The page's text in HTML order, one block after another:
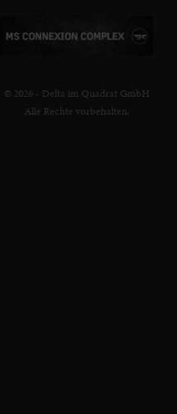
© 2026 - Delta im Quadrat GmbH
Alle Rechte vorbehalten.